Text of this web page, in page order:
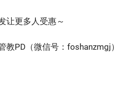
让更多人受惠～
教PD（微信号：foshanzmgj）